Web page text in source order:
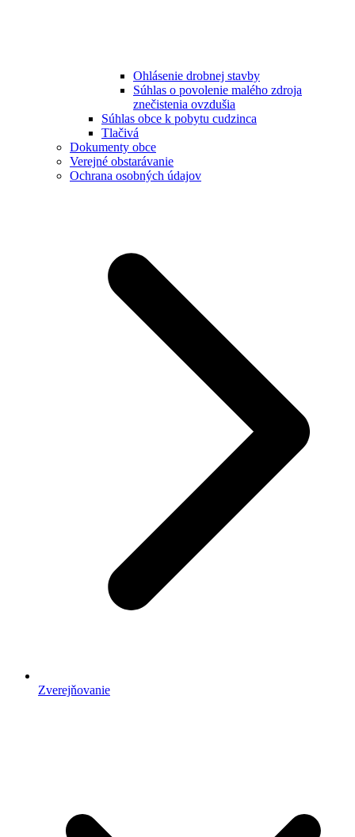
Ohlásenie drobnej stavby
Súhlas o povolenie malého zdroja
znečistenia ovzdušia
Súhlas obce k pobytu cudzinca
Tlačivá
Dokumenty obce
Verejné obstarávanie
Ochrana osobných údajov
Zverejňovanie